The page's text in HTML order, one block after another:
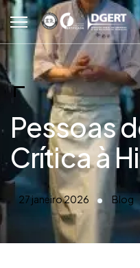
Pessoas
Crítica à
27 janeiro 2026 Blog